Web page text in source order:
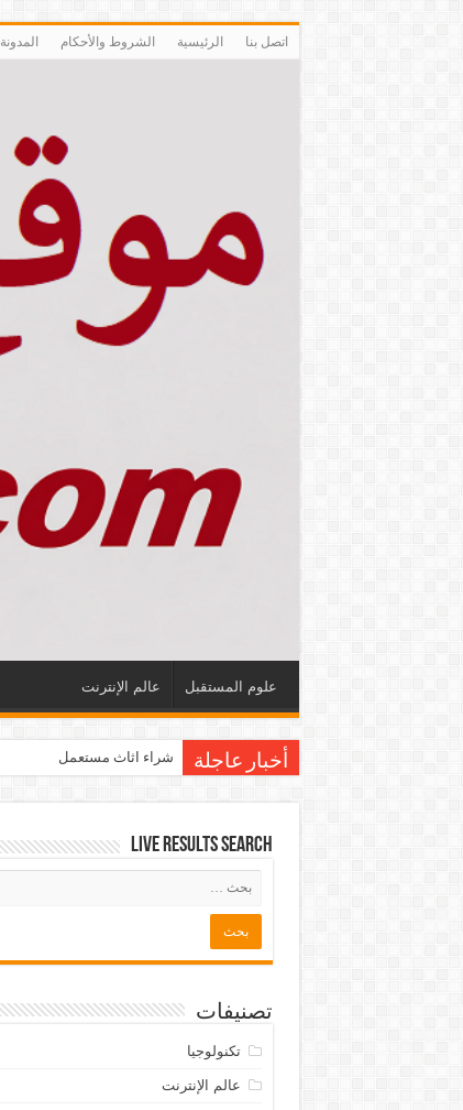
اتصل بنا الرئيسية الشروط والأحكام المدونة
علوم المستقبل عالم الإنترنت
أخبار عاجلة شراء اثاث مستعمل
Live Results Search
تصنيفات
تكنولوجيا
عالم الإنترنت